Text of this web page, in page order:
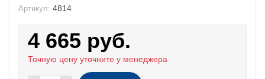
Артикул: 4814
4 665 руб.
Точную цену уточните у менеджера